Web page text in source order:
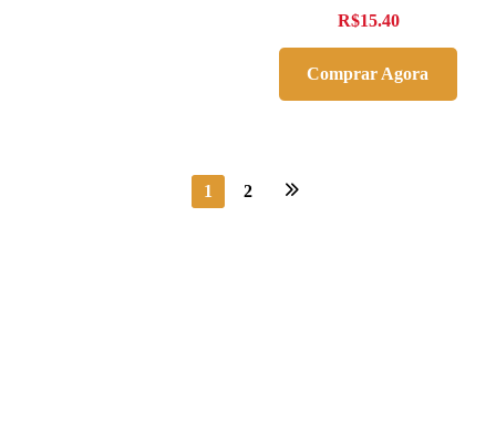
R$15.40
Comprar Agora
1 2